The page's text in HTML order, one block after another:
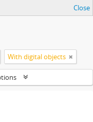
Close
With digital objects